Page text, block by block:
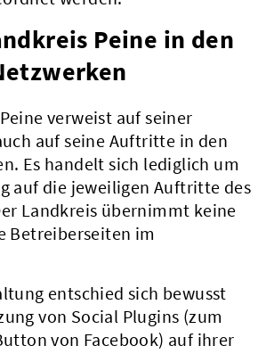
Peine in den
verweist auf seiner
auf seine Auftritte in den
Es handelt sich lediglich um
auf die jeweiligen Auftritte des
Landkreis übernimmt keine
Betreiberseiten im
entschied sich bewusst
von Social Plugins (zum
von Facebook) auf ihrer